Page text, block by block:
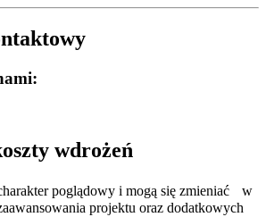
wdrożeń
poglądowy i mogą się zmieniać w
projektu oraz dodatkowych